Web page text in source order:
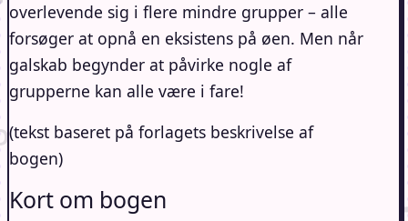
overlevende sig i flere mindre grupper – alle
forsøger at opnå en eksistens på øen. Men når
galskab begynder at påvirke nogle af
grupperne kan alle være i fare!
(tekst baseret på forlagets beskrivelse af
bogen)
Kort om bogen